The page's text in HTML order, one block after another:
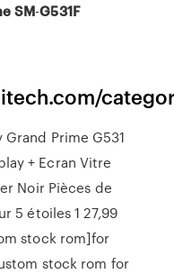
SM-G531F
Prime G531
+ Ecran Vitre
Noir Pièces de
5 étoiles 1 27,99
stock rom]for
stock rom for